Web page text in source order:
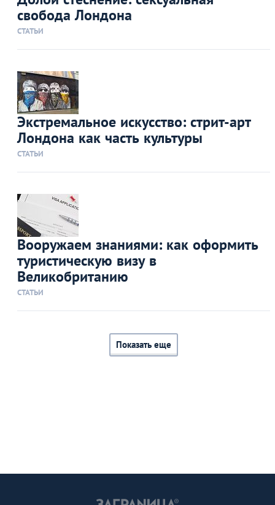
свобода Лондона
СТАТЬИ
Экстремальное искусство: стрит-арт
Лондона как часть культуры
СТАТЬИ
Вооружаем знаниями: как оформить
туристическую визу в
Великобританию
СТАТЬИ
Показать еще